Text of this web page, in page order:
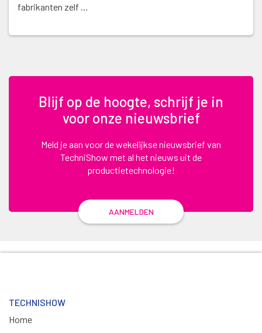
fabrikanten zelf …
Blijf op de hoogte, schrijf je in
voor onze nieuwsbrief
Meld je aan voor de wekelijkse nieuwsbrief van
TechniShow met al het nieuws uit de
productietechnologie!
AANMELDEN
TECHNISHOW
Home